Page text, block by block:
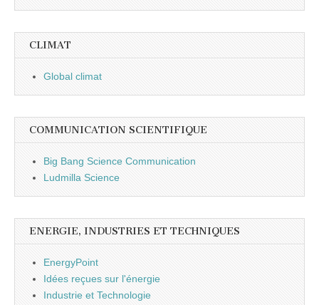
CLIMAT
Global climat
COMMUNICATION SCIENTIFIQUE
Big Bang Science Communication
Ludmilla Science
ENERGIE, INDUSTRIES ET TECHNIQUES
EnergyPoint
Idées reçues sur l'énergie
Industrie et Technologie